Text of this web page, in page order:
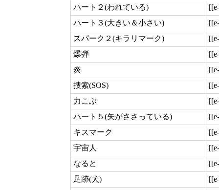
ハート２(われている)
ハート３(大きい＆小さい)
スパーク２(キラリマーク)
爆弾
炎
捜索(SOS)
力こぶ
ハート５(矢がささっている)
キスマーク
宇宙人
なると
足跡(犬)